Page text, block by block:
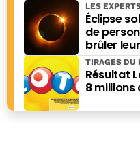
Éclipse
de
brûler
faire
LES
Résultat
8 millions
TIRAGES DU